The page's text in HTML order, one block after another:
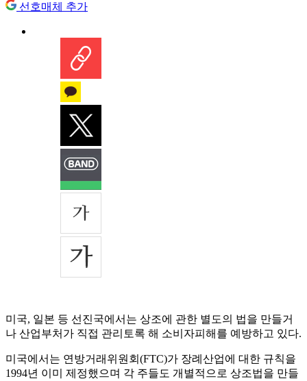
선호매체 추가
미국, 일본 등 선진국에서는 상조에 관한 별도의 법을 만들거
나 산업부처가 직접 관리토록 해 소비자피해를 예방하고 있다.
미국에서는 연방거래위원회(FTC)가 장례산업에 대한 규칙을
1994년 이미 제정했으며 각 주들도 개별적으로 상조법을 만들